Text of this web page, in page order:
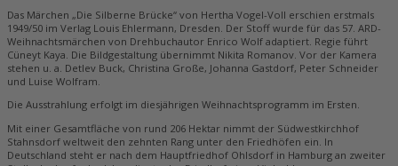
Das Märchen „Die Silberne Brücke“ von Hertha Vogel-Voll erschien erstmals
1949/50 im Verlag Louis Ehlermann, Dresden. Der Stoff wurde für das 57. ARD-
Weihnachtsmärchen von Drehbuchautor Enrico Wolf adaptiert. Regie führt
Cüneyt Kaya. Die Bildgestaltung übernimmt Nikita Romanov. Vor der Kamera
stehen u. a. Detlev Buck, Christina Große, Johanna Gastdorf, Peter Schneider
und Luise Wolfram.
Die Ausstrahlung erfolgt im diesjährigen Weihnachtsprogramm im Ersten.
Mit einer Gesamtfläche von rund 206 Hektar nimmt der Südwestkirchhof
Stahnsdorf weltweit den zehnten Rang unter den Friedhöfen ein. In
Deutschland steht er nach dem Hauptfriedhof Ohlsdorf in Hamburg an zweiter